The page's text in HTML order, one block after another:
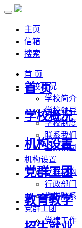
主页
信箱
搜索
首 页
学校概况
学校简介
学校领导
学校制度
联系我们
全景校园
机构设置
党群机构
行政部门
教学院系
党群工团
党建工作
首 页
学校概况
机构设置
党群工团
教育教学